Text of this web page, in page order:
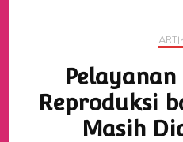
Pelayanan
Reproduksi
Masih